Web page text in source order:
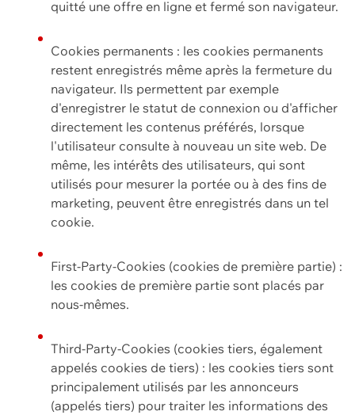
quitté une offre en ligne et fermé son navigateur.
Cookies permanents : les cookies permanents
restent enregistrés même après la fermeture du
navigateur. Ils permettent par exemple
d'enregistrer le statut de connexion ou d'afficher
directement les contenus préférés, lorsque
l'utilisateur consulte à nouveau un site web. De
même, les intérêts des utilisateurs, qui sont
utilisés pour mesurer la portée ou à des fins de
marketing, peuvent être enregistrés dans un tel
cookie.
First-Party-Cookies (cookies de première partie) :
les cookies de première partie sont placés par
nous-mêmes.
Third-Party-Cookies (cookies tiers, également
appelés cookies de tiers) : les cookies tiers sont
principalement utilisés par les annonceurs
(appelés tiers) pour traiter les informations des